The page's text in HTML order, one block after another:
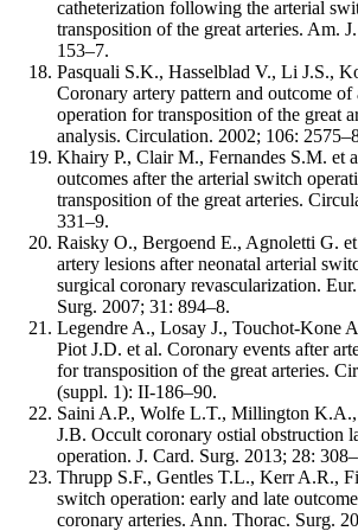
catheterization following the arterial
transposition of the great arteries. Am.
153–7.
Pasquali S.K., Hasselblad V., Li J.S.,
Coronary artery pattern and outcome of
operation for transposition of the great
analysis. Circulation. 2002; 106:
Khairy P., Clair M., Fernandes S.M. et
outcomes after the arterial switch
transposition of the great arteries.
331–9.
Raisky O., Bergoend E., Agnoletti G.
artery lesions after neonatal arterial
surgical coronary revascularization.
Surg. 2007; 31: 894–8.
Legendre A., Losay J., Touchot-Kone
Piot J.D. et al. Coronary events after
for transposition of the great arteries.
(suppl. 1): II-186–90.
Saini A.P., Wolfe L.T., Millington
J.B. Occult coronary ostial obstruction
operation. J. Card. Surg. 2013; 28:
Thrupp S.F., Gentles T.L., Kerr A.R.,
switch operation: early and late
coronary arteries. Ann. Thorac. Surg.